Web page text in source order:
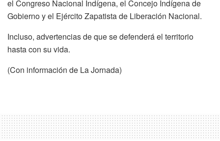
el Congreso Nacional Indígena, el Concejo Indígena de
Gobierno y el Ejército Zapatista de Liberación Nacional.
Incluso, advertencias de que se defenderá el territorio
hasta con su vida.
(Con información de La Jornada)